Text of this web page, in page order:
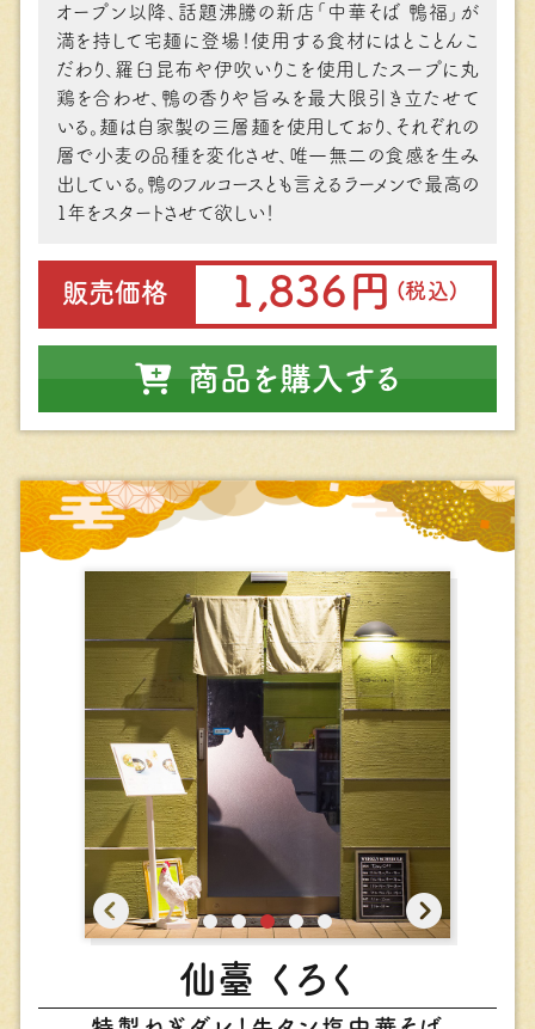
オープン以降、話題沸騰の新店「中華そば 鴨福」が
満を持して宅麺に登場！使⽤する⾷材にはとことんこ
だわり、羅⾅昆布や伊吹いりこを使⽤したスープに丸
鶏を合わせ、鴨の⾹りや旨みを最⼤限引き⽴たせて
いる。麺は⾃家製の三層麺を使⽤しており、それぞれの
層で⼩⻨の品種を変化させ、唯⼀無⼆の⾷感を⽣み
出している。鴨のフルコースとも⾔えるラーメンで最⾼の
1年をスタートさせて欲しい！
販売価格 1,836円 (税込)
商品を購入する
仙臺 くろく